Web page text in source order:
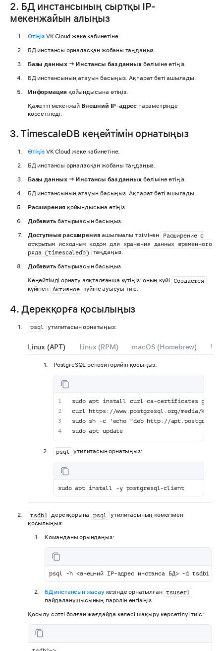
2. БД инстансының сыртқы IP-
мекенжайын алыңыз
ӨтіңізVK Cloud жеке кабинетіне.
БД инстансы орналасқан жобаны таңдаңыз.
Базы данных → Инстансы баз данных бөліміне өтіңіз.
БД инстансының атауын басыңыз. Ақпарат беті ашылады.
Информация қойындысына өтіңіз.
Қажетті мекенжай Внешний IP-адрес параметрінде
көрсетіледі.
3. TimescaleDB кеңейтімін орнатыңыз
ӨтіңізVK Cloud жеке кабинетіне.
БД инстансы орналасқан жобаны таңдаңыз.
Базы данных → Инстансы баз данных бөліміне өтіңіз.
БД инстансының атауын басыңыз. Ақпарат беті ашылады.
Расширения қойындысына өтіңіз.
Добавитьбатырмасын басыңыз.
Доступные расширения ашылмалы тізімінен
Расширение с
открытым исходным кодом для хранения данных временного
ряда (timescaledb) таңдаңыз.
Добавитьбатырмасын басыңыз.
Кеңейтімді орнату аяқталғанша күтіңіз: оның күйі Создается
күйінен Активное күйіне ауысуы тиіс.
4. Дерекқорға қосылыңыз
psql утилитасын орнатыңыз:
Linux (APT) Linux (RPM) macOS (Homebrew)
PostgreSQL репозиторийін қосыңыз:
sudo apt install curl ca-certificates gnupg
curl https://www.postgresql.org/media/
sudo sh -c 'echo "deb http://
sudo apt update
psql утилитасын орнатыңыз:
sudo apt install -y postgresql-client
tsdb1 дерекқорына psql утилитасының көмегімен
қосылыңыз:
Команданы орындаңыз:
psql -h <внешний IP-адрес инстанса БД> -d tsdb1 -
БД инстансын жасаукезінде орнатылған tsuser1
пайдаланушысының паролін енгізіңіз.
Қосылу сәтті болған жағдайда келесі шақыру көрсетілуі тиіс: